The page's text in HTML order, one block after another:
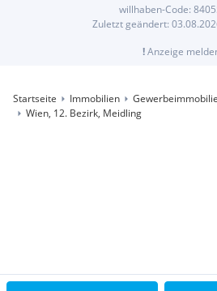
willhaben-Code:
Zuletzt geändert:
!Anzeige
Startseite Immobilien
Wien, 12. Bezirk, Meidling